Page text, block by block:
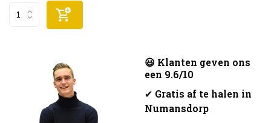
😃 Klanten geven ons
een 9.6/10
✔ Gratis af te halen in
Numansdorp